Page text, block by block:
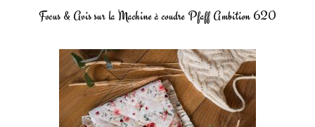
Focus & Avis sur la Machine à coudre Pfaff Ambition 620